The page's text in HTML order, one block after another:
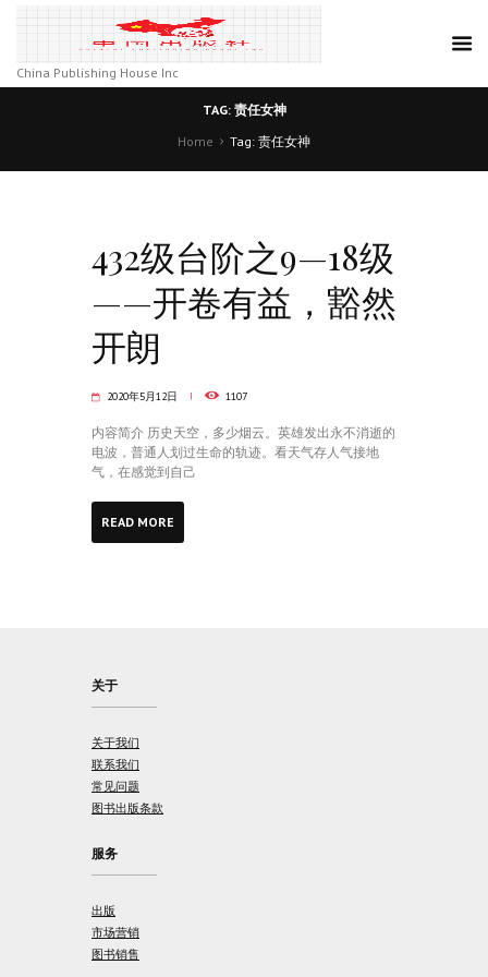
China Publishing House Inc
TAG: 责任女神
Home
Tag: 责任女神
432级台阶之9—18级
——开卷有益，豁然
开朗
2020年5月12日 1107
​内容简介 历史天空，多少烟云。英雄发出永不消逝的
电波，普通人划过生命的轨迹。看天气存人气接地
气，在感觉到自己
READ MORE
关于
关于我们
联系我们
常见问题
图书出版条款
服务
出版
市场营销
图书销售